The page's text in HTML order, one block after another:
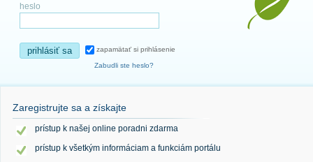
heslo
prihlásiť sa zapamätať si prihlásenie
Zabudli ste heslo?
Zaregistrujte sa a získajte
prístup k našej online poradni zdarma
prístup k všetkým informáciam a funkciám portálu